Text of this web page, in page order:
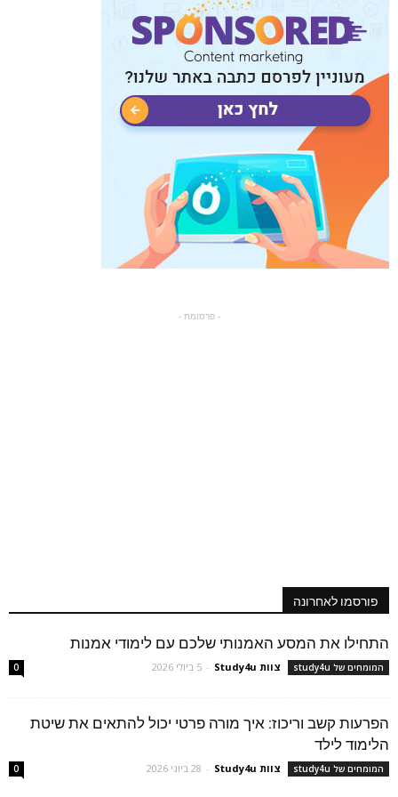
- פרסומת -
פורסמו לאחרונה
התחילו את המסע האמנותי שלכם עם לימודי אמנות
המומחים של study4u צוות Study4u - 5 ביולי 2026 0
הפרעות קשב וריכוז: איך מורה פרטי יכול להתאים את שיטת
הלימוד לילד
המומחים של study4u צוות Study4u - 28 ביוני 2026 0